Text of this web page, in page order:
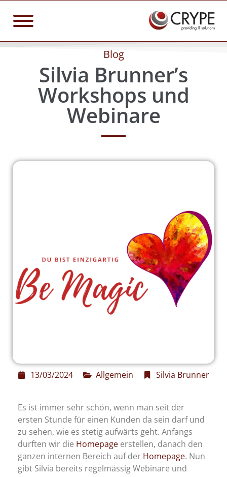
Blog
Silvia Brunner’s
Workshops und
Webinare
13/03/2024 Allgemein Silvia Brunner
Es ist immer sehr schön, wenn man seit der
ersten Stunde für einen Kunden da sein darf und
zu sehen, wie es stetig aufwärts geht. Anfangs
durften wir die Homepage erstellen, danach den
ganzen internen Bereich auf der Homepage. Nun
gibt Silvia bereits regelmässig Webinare und